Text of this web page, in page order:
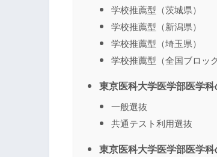
学校推薦型（茨城県）
学校推薦型（新潟県）
学校推薦型（埼玉県）
学校推薦型（全国ブロッ
東京医科大学医学部医学
一般選抜
共通テスト利用選抜
東京医科大学医学部医学